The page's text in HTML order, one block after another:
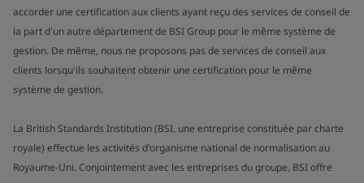
accorder une certification aux clients ayant reçu des services de conseil de
la part d'un autre département de BSI Group pour le même système de
gestion. De même, nous ne proposons pas de services de conseil aux
clients lorsqu'ils souhaitent obtenir une certification pour le même
système de gestion.
La British Standards Institution (BSI, une entreprise constituée par charte
royale) effectue les activités d'organisme national de normalisation au
Royaume-Uni. Conjointement avec les entreprises du groupe, BSI offre